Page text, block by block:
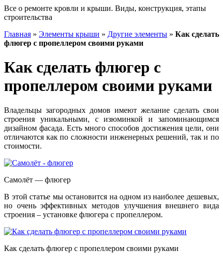
Все о ремонте кровли и крыши. Виды, конструкция, этапы
строительства
Главная » Элементы крыши » Другие элементы » Как сделать
флюгер с пропеллером своими руками
Как сделать флюгер с
пропеллером своими руками
Владельцы загородных домов имеют желание сделать свои
строения уникальными, с изюминкой и запоминающимся
дизайном фасада. Есть много способов достижения цели, они
отличаются как по сложности инженерных решений, так и по
стоимости.
Самолёт — флюгер
В этой статье мы остановится на одном из наиболее дешевых,
но очень эффективных методов улучшения внешнего вида
строения – установке флюгера с пропеллером.
Как сделать флюгер с пропеллером своими руками